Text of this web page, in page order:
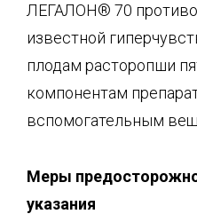
ЛЕГАЛОН® 70
известной
плодам расторопши
компонентам
вспомогательным
Меры
указания